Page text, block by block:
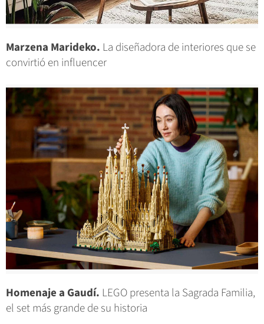
Marzena Marideko. La diseñadora de interiores que se
convirtió en influencer
Homenaje a Gaudí. LEGO presenta la Sagrada Familia,
el set más grande de su historia